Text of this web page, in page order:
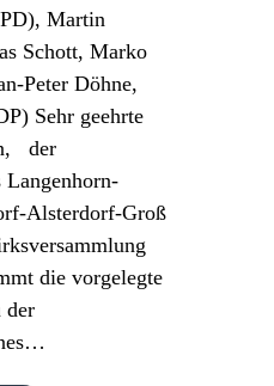
Martin
Schott, Marko
Peter Döhne,
Sehr geehrte
der
Langenhorn-
Alsterdorf-Groß
die vorgelegte
der